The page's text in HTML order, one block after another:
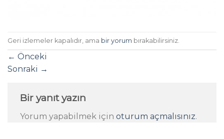
Geri izlemeler kapalıdır, ama bir yorum bırakabilirsiniz.
← Önceki
Sonraki →
Bir yanıt yazın
Yorum yapabilmek için oturum açmalısınız.